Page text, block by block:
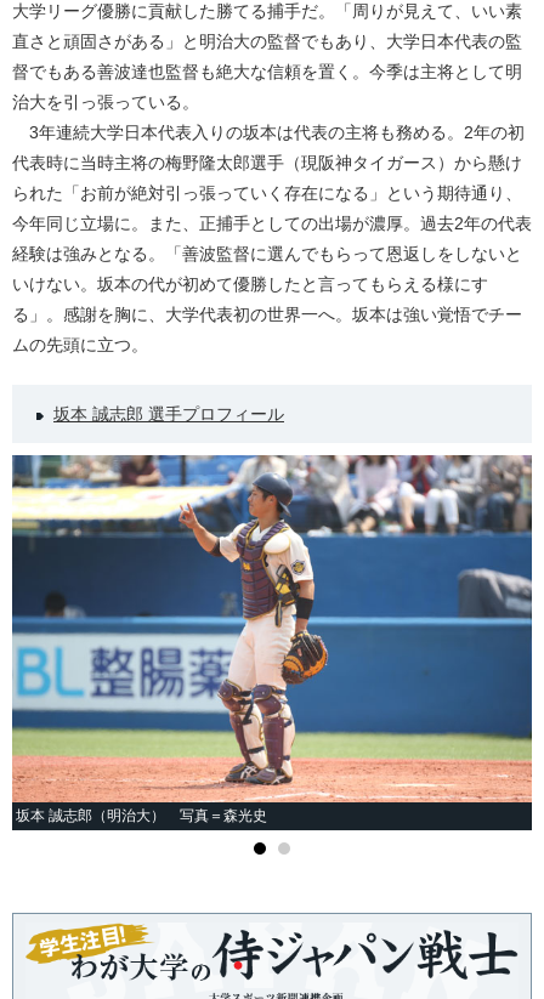
大学リーグ優勝に貢献した勝てる捕手だ。「周りが見えて、いい素
直さと頑固さがある」と明治大の監督でもあり、大学日本代表の監
督でもある善波達也監督も絶大な信頼を置く。今季は主将として明
治大を引っ張っている。
3年連続大学日本代表入りの坂本は代表の主将も務める。2年の初
代表時に当時主将の梅野隆太郎選手（現阪神タイガース）から懸け
られた「お前が絶対引っ張っていく存在になる」という期待通り、
今年同じ立場に。また、正捕手としての出場が濃厚。過去2年の代表
経験は強みとなる。「善波監督に選んでもらって恩返しをしないと
いけない。坂本の代が初めて優勝したと言ってもらえる様にす
る」。感謝を胸に、大学代表初の世界一へ。坂本は強い覚悟でチー
ムの先頭に立つ。
坂本 誠志郎 選手プロフィール
坂本 誠志郎（明治大） 写真＝森光史